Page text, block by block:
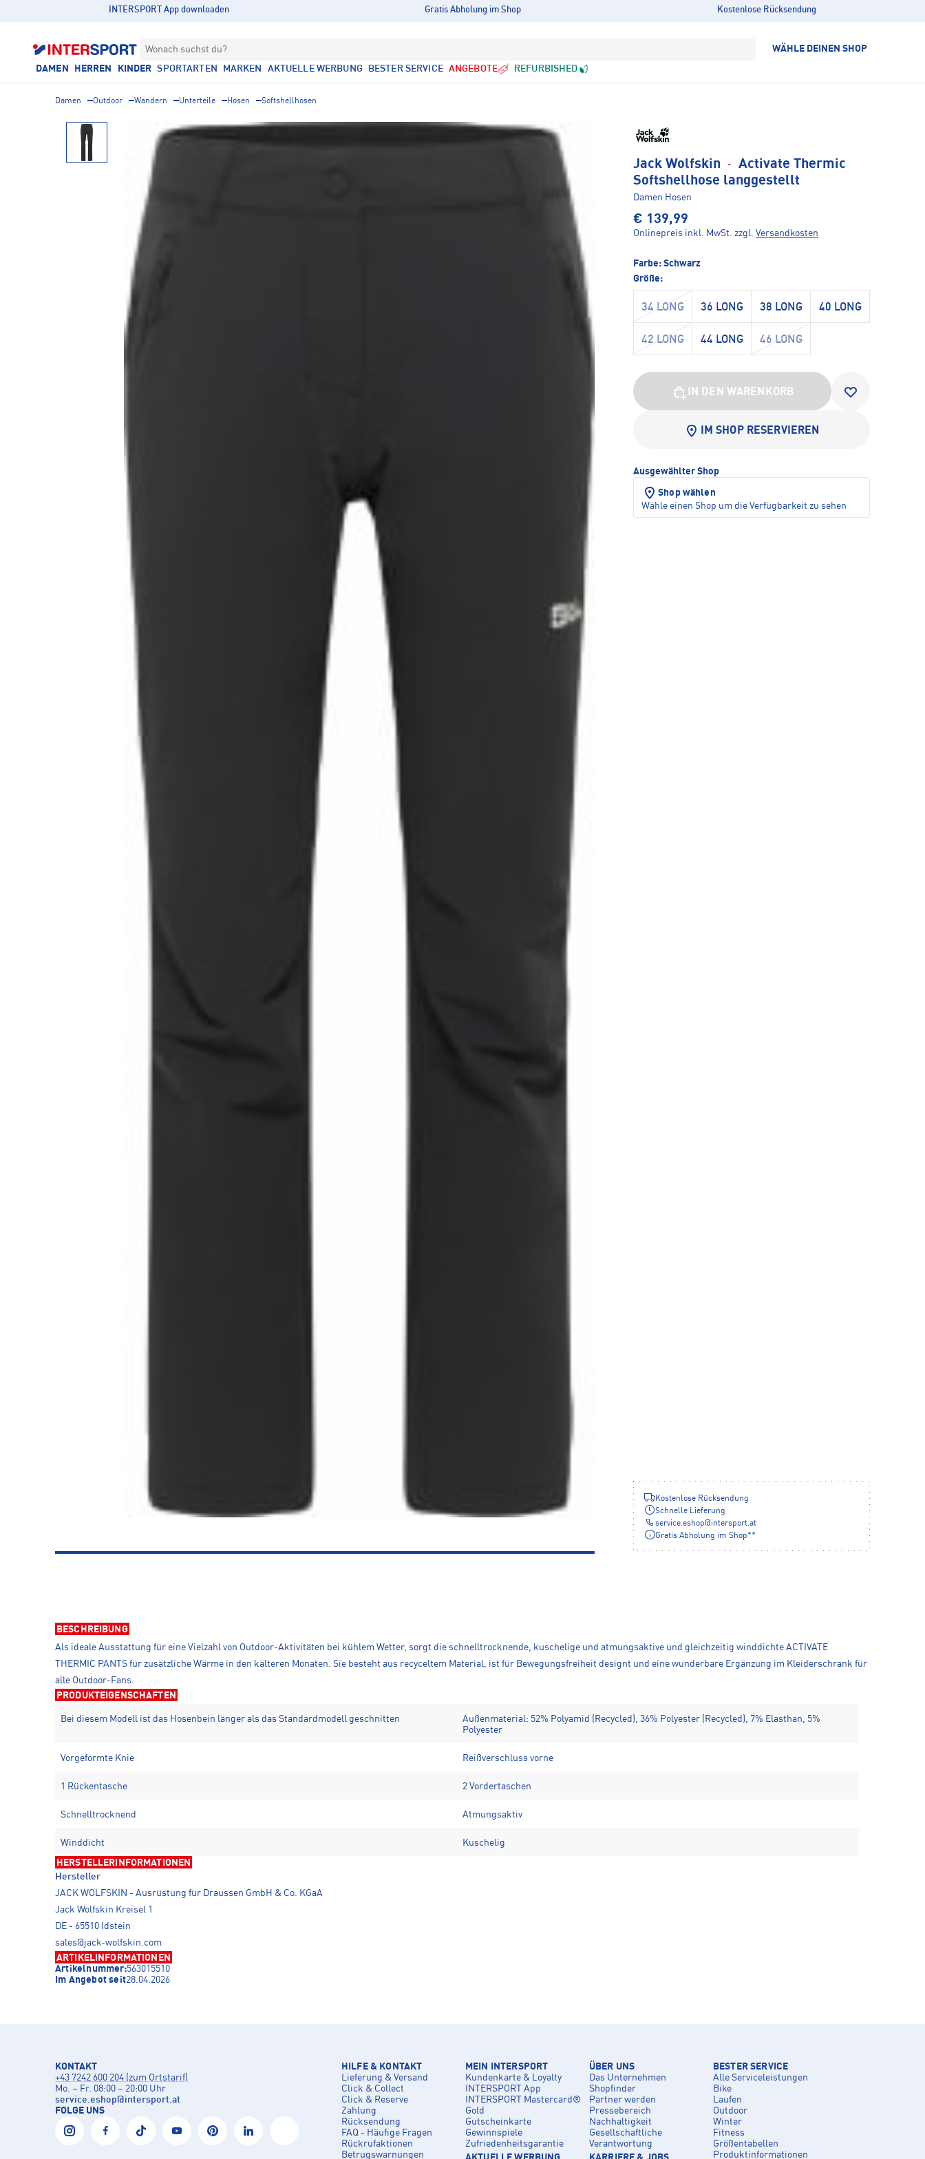
INTERSPORT App downloaden Gratis Abholung im Shop Kostenlose Rücksendung
Wonach suchst du? WÄHLE DEINEN SHOP
DAMEN HERREN KINDER SPORTARTEN MARKEN AKTUELLE WERBUNG BESTER SERVICE ANGEBOTE REFURBISHED
Damen Outdoor Wandern Unterteile Hosen Softshellhosen
Jack Wolfskin · Activate Thermic
Softshellhose langgestellt
Damen Hosen
€ 139,99
Onlinepreis inkl. MwSt. zzgl. Versandkosten
Farbe: Schwarz
Größe:
34 LONG 36 LONG 38 LONG 40 LONG
42 LONG 44 LONG 46 LONG
IN DEN WARENKORB
IM SHOP RESERVIEREN
Ausgewählter Shop
Shop wählen
Wähle einen Shop um die Verfügbarkeit zu sehen
Kostenlose Rücksendung
Schnelle Lieferung
service.eshop@intersport.at
Gratis Abholung im Shop**
BESCHREIBUNG
Als ideale Ausstattung für eine Vielzahl von Outdoor-Aktivitäten bei kühlem Wetter, sorgt die schnelltrocknende, kuschelige und atmungsaktive und gleichzeitig winddichte ACTIVATE
THERMIC PANTS für zusätzliche Wärme in den kälteren Monaten. Sie besteht aus recyceltem Material, ist für Bewegungsfreiheit designt und eine wunderbare Ergänzung im Kleiderschrank für
alle Outdoor-Fans.
PRODUKTEIGENSCHAFTEN
Bei diesem Modell ist das Hosenbein länger als das Standardmodell geschnitten
Außenmaterial: 52% Polyamid (Recycled), 36% Polyester (Recycled), 7% Elasthan, 5%
Polyester
Vorgeformte Knie Reißverschluss vorne
1 Rückentasche 2 Vordertaschen
Schnelltrocknend Atmungsaktiv
Winddicht Kuschelig
HERSTELLERINFORMATIONEN
Hersteller
JACK WOLFSKIN - Ausrüstung für Draussen GmbH & Co. KGaA
Jack Wolfskin Kreisel 1
DE - 65510 Idstein
sales@jack-wolfskin.com
ARTIKELINFORMATIONEN
Artikelnummer:563015510
Im Angebot seit28.04.2026
KONTAKT
+43 7242 600 204 (zum Ortstarif)
Mo. – Fr. 08:00 – 20:00 Uhr
service.eshop@intersport.at
FOLGE UNS
HILFE & KONTAKT
Lieferung & Versand
Click & Collect
Click & Reserve
Zahlung
Rücksendung
FAQ - Häufige Fragen
Rückrufaktionen
Betrugswarnungen
MEIN INTERSPORT
Kundenkarte & Loyalty
INTERSPORT App
INTERSPORT Mastercard®
Gold
Gutscheinkarte
Gewinnspiele
Zufriedenheitsgarantie
ÜBER UNS
Das Unternehmen
Shopfinder
Partner werden
Pressebereich
Nachhaltigkeit
Gesellschaftliche
Verantwortung
BESTER SERVICE
Alle Serviceleistungen
Bike
Laufen
Outdoor
Winter
Fitness
Größentabellen
Produktinformationen